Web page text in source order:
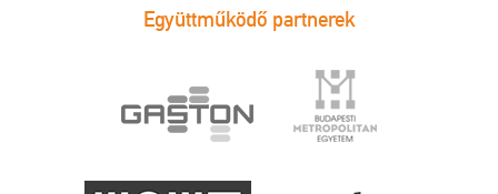
Együttműködő partnerek